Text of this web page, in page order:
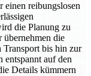
reibungslosen
die Planung zu
übernehmen die
Transport bis hin zur
entspannt auf den
Details kümmern